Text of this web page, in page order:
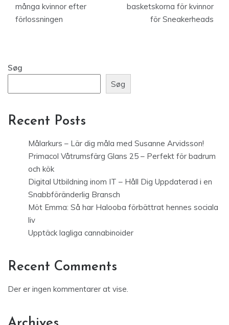
många kvinnor efter
förlossningen
basketskorna för kvinnor
för Sneakerheads
Søg
Søg
Recent Posts
Målarkurs – Lär dig måla med Susanne Arvidsson!
Primacol Våtrumsfärg Glans 25 – Perfekt för badrum
och kök
Digital Utbildning inom IT – Håll Dig Uppdaterad i en
Snabbföränderlig Bransch
Möt Emma: Så har Halooba förbättrat hennes sociala
liv
Upptäck lagliga cannabinoider
Recent Comments
Der er ingen kommentarer at vise.